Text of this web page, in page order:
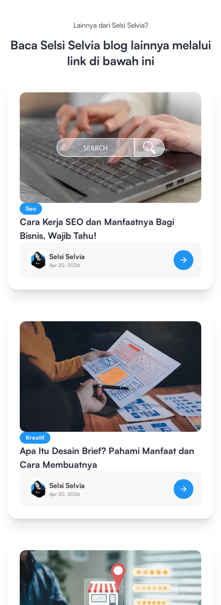
Lainnya dari Selsi Selvia?
Baca Selsi Selvia blog lainnya melalui
link di bawah ini
Seo
Cara Kerja SEO dan Manfaatnya Bagi
Bisnis, Wajib Tahu!
Selsi Selvia
Apr 20, 2026
Kreatif
Apa Itu Desain Brief? Pahami Manfaat dan
Cara Membuatnya
Selsi Selvia
Apr 20, 2026